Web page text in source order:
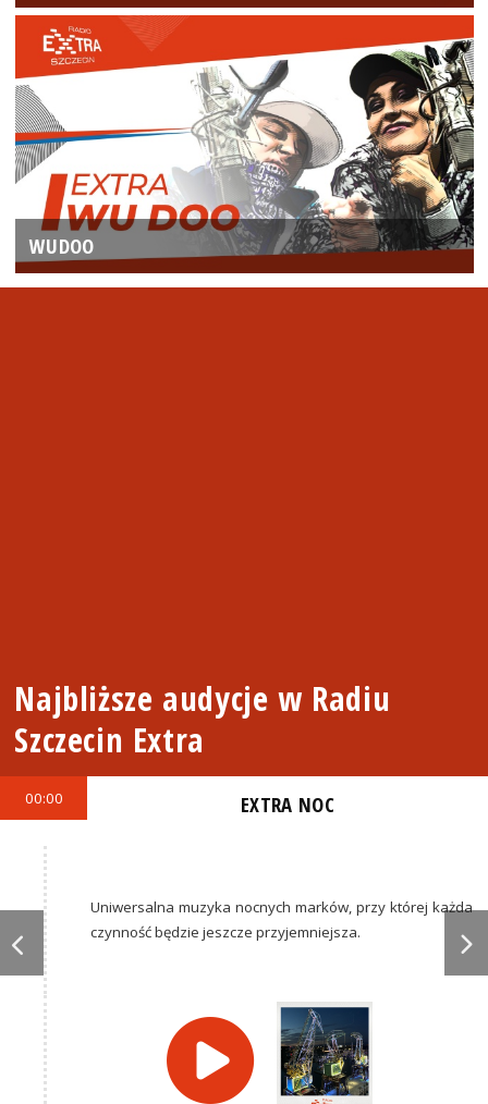
WUDOO
Najbliższe audycje w Radiu
Szczecin Extra
00:00 EXTRA NOC
Uniwersalna muzyka nocnych marków, przy której każda
czynność będzie jeszcze przyjemniejsza.